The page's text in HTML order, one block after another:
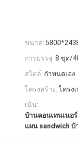
ขนาด:
การบรรจุ: 8 ชุด/
สไตล์: กำหนดเอง
โครงสร้าง: โครง
เน้น:
บ้านคอนเทนเน
แผน sandwich